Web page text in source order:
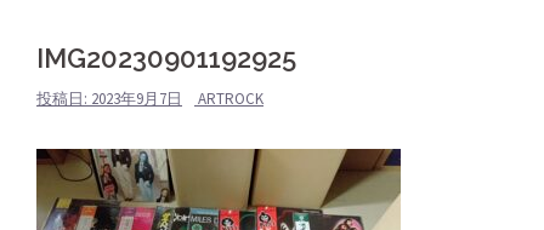
IMG20230901192925
投稿日: 2023年9月7日 ARTROCK